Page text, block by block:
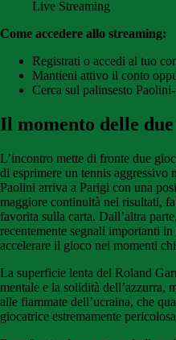
Live Streaming
Come accedere allo streaming:
Registrati o accedi al tuo
Mantieni attivo il conto
Cerca sul palinsesto
Il momento delle
L’incontro mette di fronte due
di esprimere un tennis aggressivo
Paolini arriva a Parigi con una
maggiore continuità nei risultati,
favorita sulla carta. Dall’altra
recentemente segnali importanti
accelerare il gioco nei momenti
La superficie lenta del Roland
mentale e la solidità dell’azzurra,
alle fiammate dell’ucraina, che
giocatrice estremamente